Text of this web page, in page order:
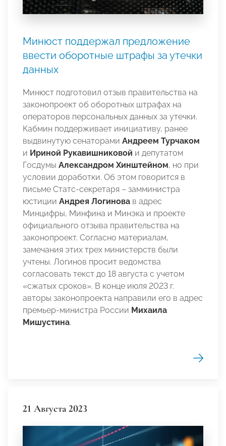
Минюст поддержал предложение
ввести оборотные штрафы за утечки
данных
Минюст подготовил отзыв правительства на
законопроект об оборотных штрафах на
операторов персональных данных за утечки.
Кабмин поддерживает инициативу, ранее
выдвинутую сенаторами Андреем Турчаком
и Ириной Рукавишниковой и депутатом
Госдумы Александром Хинштейном, но при
условии доработки. Об этом говорится в
письме Статс-секретаря – замминистра
юстиции Андрея Логинова в адрес
Минцифры, Минфина и Минэка и проекте
официального отзыва правительства на
законопроект. Согласно материалам,
замечания этих трех министерств были
учтены. Логинов просит ведомства
согласовать текст до 18 августа с учетом
«сжатых сроков». В конце июля 2023 г.
авторы законопроекта направили его в адрес
премьер-министра России Михаила
Мишустина.
21 Августа 2023